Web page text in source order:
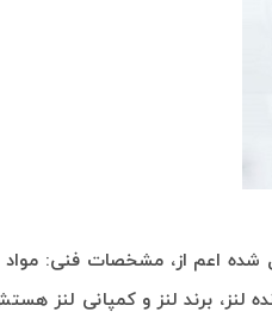
اعم از، مشخصات فنی: مواد
برند لنز و کمپانی لنز